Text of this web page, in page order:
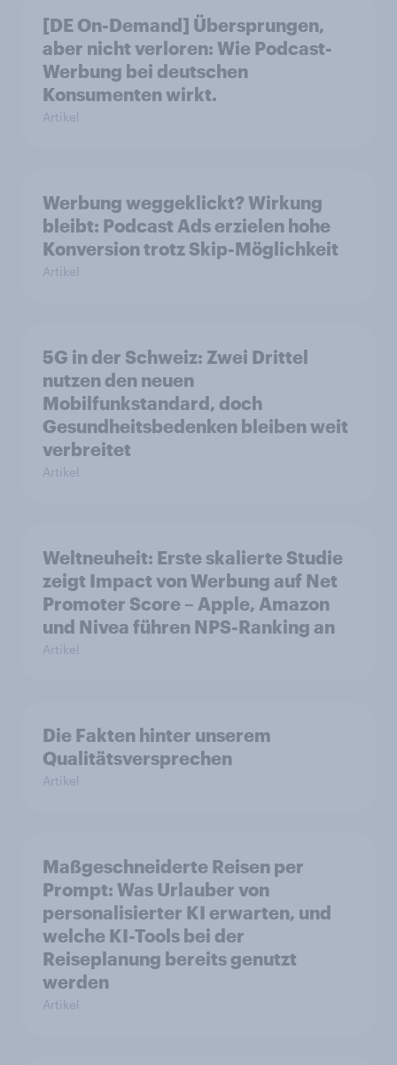
[DE On-Demand] Übersprungen,
aber nicht verloren: Wie Podcast-
Werbung bei deutschen
Konsumenten wirkt.
Artikel
Werbung weggeklickt? Wirkung
bleibt: Podcast Ads erzielen hohe
Konversion trotz Skip-Möglichkeit
Artikel
5G in der Schweiz: Zwei Drittel
nutzen den neuen
Mobilfunkstandard, doch
Gesundheitsbedenken bleiben weit
verbreitet
Artikel
Weltneuheit: Erste skalierte Studie
zeigt Impact von Werbung auf Net
Promoter Score – Apple, Amazon
und Nivea führen NPS-Ranking an
Artikel
Die Fakten hinter unserem
Qualitätsversprechen
Artikel
Maßgeschneiderte Reisen per
Prompt: Was Urlauber von
personalisierter KI erwarten, und
welche KI-Tools bei der
Reiseplanung bereits genutzt
werden
Artikel